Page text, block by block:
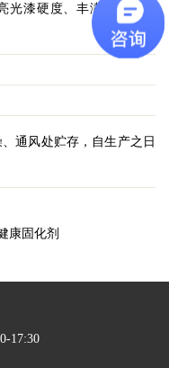
漆硬度、丰满度、光泽
通风处贮存，自生产之日
康固化剂
17:30